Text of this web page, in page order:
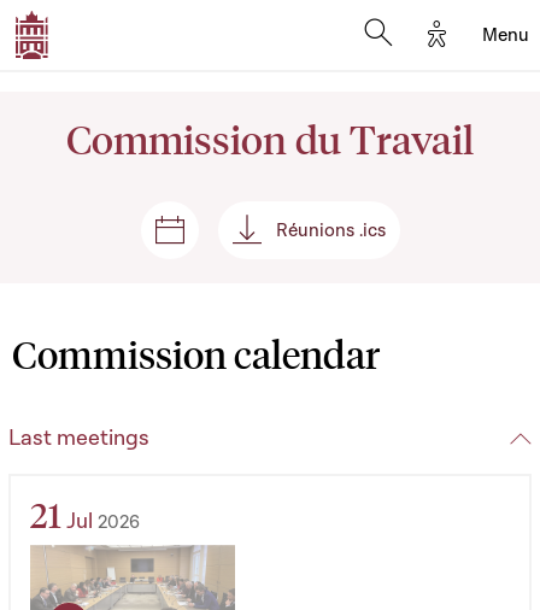
Options
Menu
Commission du Travail
Sessions and meetings
Réunions .ics
Réunions .ics
Commission calendar
Last meetings
21 Jul 2026